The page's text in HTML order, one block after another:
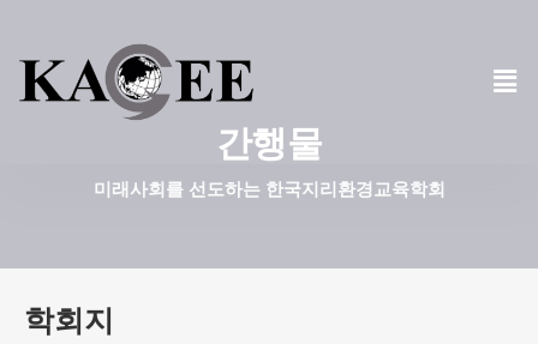
콘
텐
기
간행물
미래사회를 선도하는 한국지리환경교육학회
학회지